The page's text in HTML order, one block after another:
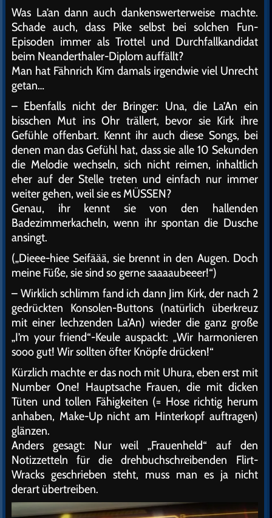
Was La’an dann auch dankenswerterweise machte.
Schade auch, dass Pike selbst bei solchen Fun-
Episoden immer als Trottel und Durchfallkandidat
beim Neanderthaler-Diplom auffällt?
Man hat Fähnrich Kim damals irgendwie viel Unrecht
getan…
– Ebenfalls nicht der Bringer: Una, die La’An ein
bisschen Mut ins Ohr trällert, bevor sie Kirk ihre
Gefühle offenbart. Kennt ihr auch diese Songs, bei
denen man das Gefühl hat, dass sie alle 10 Sekunden
die Melodie wechseln, sich nicht reimen, inhaltlich
eher auf der Stelle treten und einfach nur immer
weiter gehen, weil sie es MÜSSEN?
Genau, ihr kennt sie von den hallenden
Badezimmerkacheln, wenn ihr spontan die Dusche
ansingt.
(„Dieee-hiee Seifäää, sie brennt in den Augen. Doch
meine Füße, sie sind so gerne saaaaubeeer!“)
– Wirklich schlimm fand ich dann Jim Kirk, der nach 2
gedrückten Konsolen-Buttons (natürlich überkreuz
mit einer lechzenden La’An) wieder die ganz große
„I’m your friend“-Keule auspackt: „Wir harmonieren
sooo gut! Wir sollten öfter Knöpfe drücken!“
Kürzlich machte er das noch mit Uhura, eben erst mit
Number One! Hauptsache Frauen, die mit dicken
Tüten und tollen Fähigkeiten (= Hose richtig herum
anhaben, Make-Up nicht am Hinterkopf auftragen)
glänzen.
Anders gesagt: Nur weil „Frauenheld“ auf den
Notizzetteln für die drehbuchschreibenden Flirt-
Wracks geschrieben steht, muss man es ja nicht
derart übertreiben.